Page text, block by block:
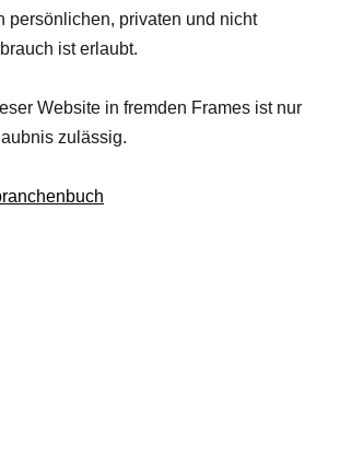
persönlichen, privaten und nicht
ist erlaubt.
Website in fremden Frames ist nur
zulässig.